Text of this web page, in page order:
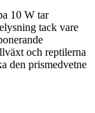
10 W tar
tack vare
och reptilerna
den prismedvetne